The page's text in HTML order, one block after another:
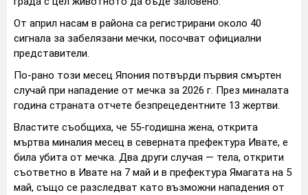
От април насам в района са регистрирани около 40
сигнала за забелязани мечки, посочват официални
представители.
По-рано този месец Япония потвърди първия смъртен
случай при нападение от мечка за 2026 г. През миналата
година страната отчете безпрецедентните 13 жертви.
Властите съобщиха, че 55-годишна жена, открита
мъртва миналия месец в северната префектура Ивате, е
била убита от мечка. Два други случая — тела, открити
съответно в Ивате на 7 май и в префектура Ямагата на 5
май, също се разследват като възможни нападения от